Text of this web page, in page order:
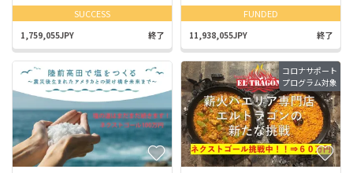
SUCCESS
1,759,055JPY 終了
FUNDED
11,938,055JPY 終了
コロナサポート
プログラム対象